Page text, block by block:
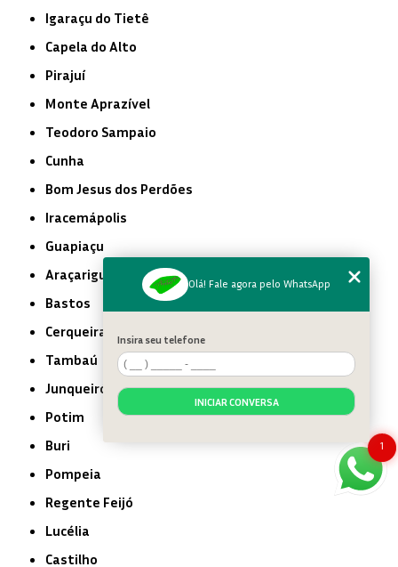
Igaraçu do Tietê
Capela do Alto
Pirajuí
Monte Aprazível
Teodoro Sampaio
Cunha
Bom Jesus dos Perdões
Iracemápolis
Guapiaçu
Araçariguama
Bastos
Cerqueira César
Tambaú
Junqueirópolis
Potim
Buri
Pompeia
Regente Feijó
Lucélia
Castilho
1
Olá! Fale agora pelo WhatsApp
Insira seu telefone
INICIAR CONVERSA